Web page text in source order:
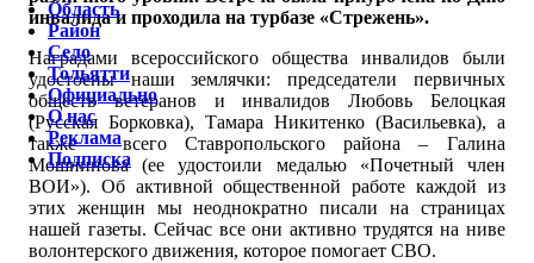
инвалида и проходила на турбазе «Стрежень».
Наградами всероссийского общества инвалидов были
удостоены наши землячки: председатели первичных
обществ ветеранов и инвалидов Любовь Белоцкая
(Русская Борковка), Тамара Никитенко (Васильевка), а
также – всего Ставропольского района – Галина
Мошнинова (ее удостоили медалью «Почетный член
ВОИ»). Об активной общественной работе каждой из
этих женщин мы неоднократно писали на страницах
нашей газеты. Сейчас все они активно трудятся на ниве
волонтерского движения, которое помогает СВО.
Область
Район
Село
Тольятти
Официально
О нас
Реклама
Подписка